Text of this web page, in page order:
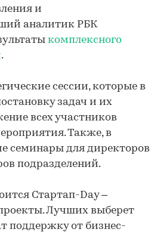
и
аналитик РБК
комплексного
.
сессии, которые в
задач и их
всех участников
Также, в
семинары для директоров
подразделений.
Стартап-Day –
Лучших выберет
поддержку от бизнес-